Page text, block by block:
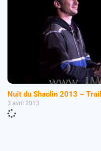
Nuit du Shaolin 2013 –
3 avril 2013